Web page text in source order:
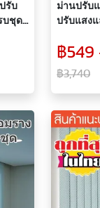
รับ
บชุด
ม่านปรับแ
ปรับแสง
฿549
฿3,740